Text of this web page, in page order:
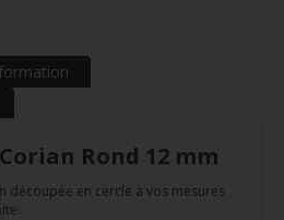
Rond 12 mm
découpée en cercle à vos mesures